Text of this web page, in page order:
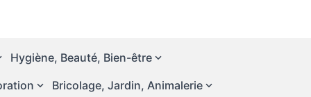
Hygiène, Beauté, Bien-être
Bricolage, Jardin, Animalerie